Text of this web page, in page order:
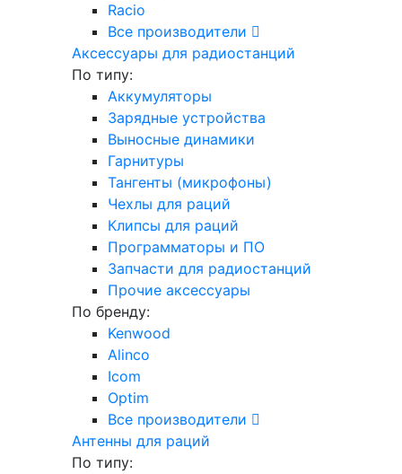
Racio
Все производители
Аксессуары для радиостанций
По типу:
Аккумуляторы
Зарядные устройства
Выносные динамики
Гарнитуры
Тангенты (микрофоны)
Чехлы для раций
Клипсы для раций
Программаторы и ПО
Запчасти для радиостанций
Прочие аксессуары
По бренду:
Kenwood
Alinco
Icom
Optim
Все производители
Антенны для раций
По типу: